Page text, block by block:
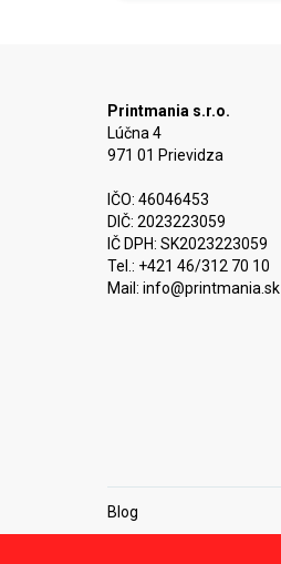
Printmania s.r.o.
Lúčna 4
971 01 Prievidza
IČO: 46046453
DIČ: 2023223059
IČ DPH: SK2023223059
Tel.: +421 46/312 70 10
Mail: info@printmania.sk
Blog